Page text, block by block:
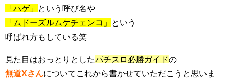
「ハゲ」
という呼び名や
「ムドーズルムケチェンコ」
という
呼ばれ方もしている笑
見た目はおっとりとしたパチスロ必勝ガイドの
無道Xさんについてこれから書かせていただこうと思いま